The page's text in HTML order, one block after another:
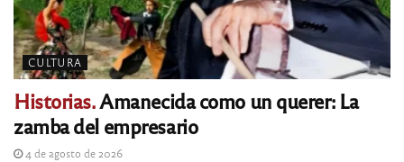
CULTURA
Historias.Amanecida como un querer: La
zamba del empresario
4 de agosto de 2026